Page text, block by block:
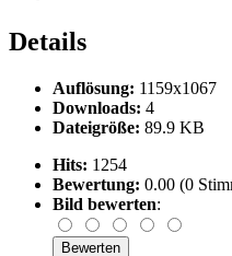
Details
Auflösung: 1159x1067
Downloads: 4
Dateigröße: 89.9 KB
Hits: 1254
Bewertung: 0.00 (0
Bild bewerten: